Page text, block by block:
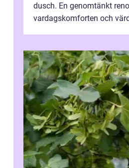
dusch. En genomtänkt
vardagskomforten och